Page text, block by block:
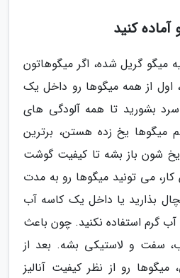
کنید
میگو گریل شده، اگر میگوهاتون
اول از همه میگوها رو داخل یک
بشورید تا همه آلودگی های
یخ زده هستن، برترین
شون باز بشه تا کیفیت گوشت
می تونید میگوها رو به مدت
یخچال بذارید یا داخل یک کاسه آب
آب گرم استفاده نکنید. چون باعث
سفت و لاستیکی بشه. بعد از
رو از نظر کیفیت آنالیز